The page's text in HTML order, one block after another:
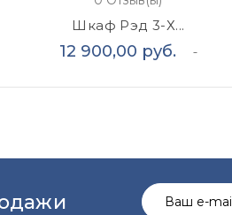
Шкаф Рэд 3-Х...
12 900,00 руб. Цена